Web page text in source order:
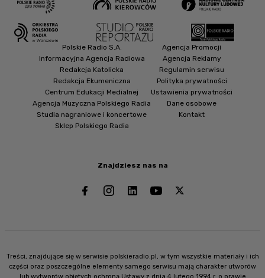
Znajdziesz nas na
Polskie Radio S.A.
Informacyjna Agencja Radiowa
Redakcja Katolicka
Redakcja Ekumeniczna
Centrum Edukacji Medialnej
Agencja Muzyczna Polskiego Radia
Studia nagraniowe i koncertowe
Sklep Polskiego Radia
Agencja Promocji
Agencja Reklamy
Regulamin serwisu
Polityka prywatności
Ustawienia prywatności
Dane osobowe
Kontakt
Treści, znajdujące się w serwisie polskieradio.pl, w tym wszystkie materiały i ich
części oraz poszczególne elementy samego serwisu mają charakter utworów